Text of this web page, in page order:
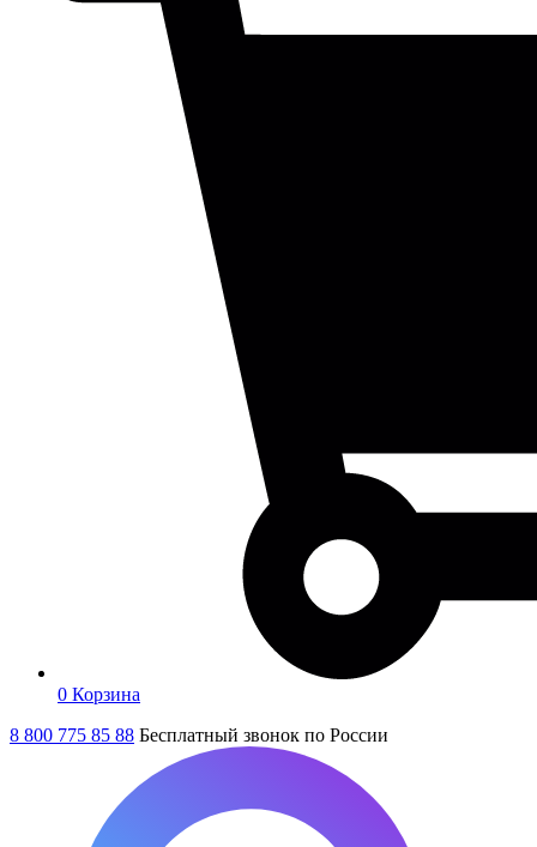
0 Корзина
8 800 775 85 88 Бесплатный звонок по России